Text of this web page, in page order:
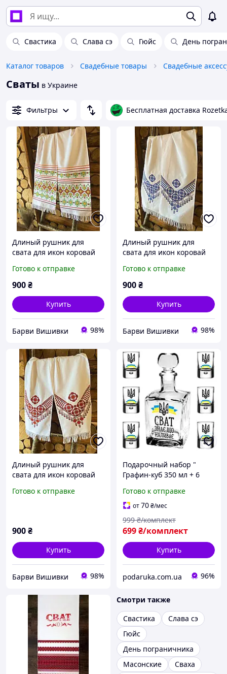
Свастика Слава сэ Гюйс День
Каталог товаров Свадебные товары Свадебные
Сваты в Украине
Фильтры Бесплатная доставка
Длиный рушник для
свата для икон коровай
Готово к отправке
900₴
Купить
Барви Вишивки 98%
Длиный рушник для
свата для икон коровай
фиолетовый
Готово к отправке
900₴
Купить
Барви Вишивки 98%
Длиный рушник для
свата для икон коровай
Готово к отправке
900₴
Купить
Барви Вишивки 98%
Подарочный набор "
Графин-куб 350 мл + 6
наливає"
Готово к отправке
от70₴/мес
699₴/комплект
999 ₴/комплект
Купить
podaruka.com.ua 96%
Смотри также
Свастика
Слава сэ
Гюйс
День пограничника
Масонские
Сваха